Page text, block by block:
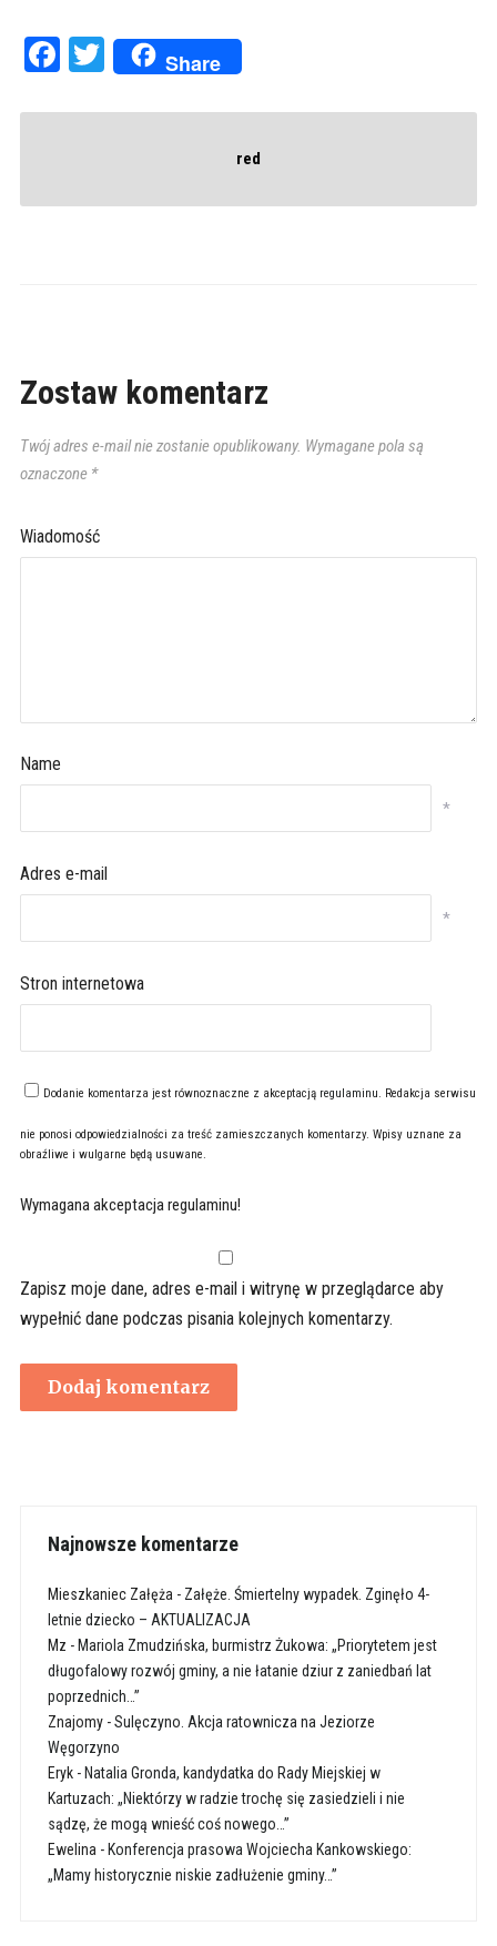
Facebook
Twitter
Share
red
Zostaw komentarz
Twój adres e-mail nie zostanie opublikowany. Wymagane pola są
oznaczone *
Wiadomość
Name
*
Adres e-mail
*
Stron internetowa
Dodanie komentarza jest równoznaczne z akceptacją regulaminu. Redakcja serwisu
nie ponosi odpowiedzialności za treść zamieszczanych komentarzy. Wpisy uznane za
obraźliwe i wulgarne będą usuwane.
Wymagana akceptacja regulaminu!
Zapisz moje dane, adres e-mail i witrynę w przeglądarce aby
wypełnić dane podczas pisania kolejnych komentarzy.
Najnowsze komentarze
Mieszkaniec Załęża - Załęże. Śmiertelny wypadek. Zginęło 4-
letnie dziecko – AKTUALIZACJA
Mz - Mariola Zmudzińska, burmistrz Żukowa: „Priorytetem jest
długofalowy rozwój gminy, a nie łatanie dziur z zaniedbań lat
poprzednich…”
Znajomy-Sulęczyno. Akcja ratownicza na Jeziorze
Węgorzyno
Eryk- Natalia Gronda, kandydatka do Rady Miejskiej w
Kartuzach: „Niektórzy w radzie trochę się zasiedzieli i nie
sądzę, że mogą wnieść coś nowego…”
Ewelina - Konferencja prasowa Wojciecha Kankowskiego:
„Mamy historycznie niskie zadłużenie gminy…”